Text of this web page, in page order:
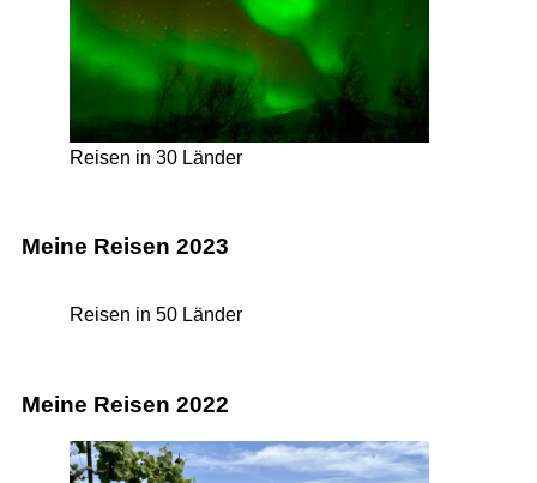
Reisen in 30 Länder
Meine Reisen 2023
Reisen in 50 Länder
Meine Reisen 2022